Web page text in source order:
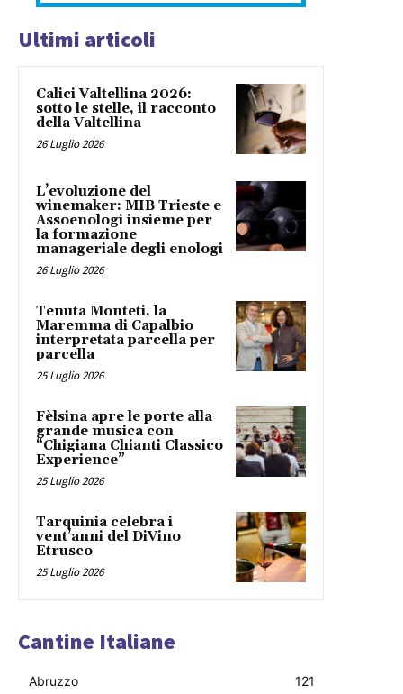
Ultimi articoli
Calici Valtellina 2026:
sotto le stelle, il racconto
della Valtellina
26 Luglio 2026
L’evoluzione del
winemaker: MIB Trieste e
Assoenologi insieme per
la formazione
manageriale degli enologi
26 Luglio 2026
Tenuta Monteti, la
Maremma di Capalbio
interpretata parcella per
parcella
25 Luglio 2026
Fèlsina apre le porte alla
grande musica con
“Chigiana Chianti Classico
Experience”
25 Luglio 2026
Tarquinia celebra i
vent’anni del DiVino
Etrusco
25 Luglio 2026
Cantine Italiane
Abruzzo
121